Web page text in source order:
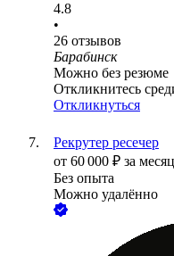
4.8
•
26 отзывов
Барабинск
Можно без резюме
Откликнитесь
Откликнуться
Рекрутер ресечер
от 60 000 ₽ за
Без опыта
Можно удалённо